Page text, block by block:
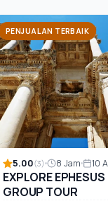
PENJUALAN TERBAIK
5.00(3) 8 Jam 10
EXPLORE
GROUP TOUR